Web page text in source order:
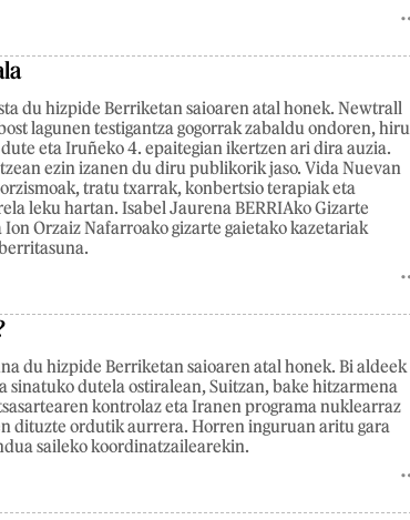
du hizpide Berriketan saioaren atal honek. Newtrall
lagunen testigantza gogorrak zabaldu ondoren, hiru
eta Iruñeko 4. epaitegian ikertzen ari dira auzia.
ezin izanen du diru publikorik jaso. Vida Nuevan
tratu txarrak, konbertsio terapiak eta
leku hartan. Isabel Jaurena BERRIAko Gizarte
Orzaiz Nafarroako gizarte gaietako kazetariak
du hizpide Berriketan saioaren atal honek. Bi aldeek
sinatuko dutela ostiralean, Suitzan, bake hitzarmena
kontrolaz eta Iranen programa nuklearraz
dituzte ordutik aurrera. Horren inguruan aritu gara
saileko koordinatzailearekin.